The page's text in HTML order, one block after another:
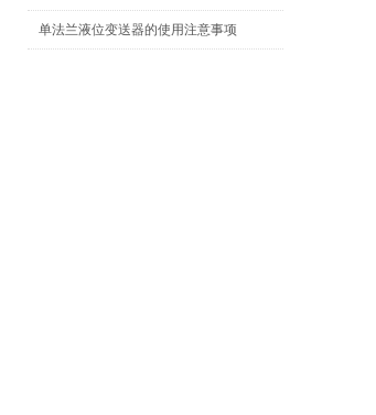
单法兰液位变送器的使用注意事项